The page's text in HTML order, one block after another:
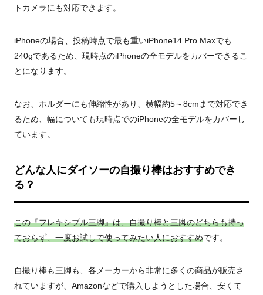
トカメラにも対応できます。
iPhoneの場合、投稿時点で最も重いiPhone14 Pro Maxでも
240gであるため、現時点のiPhoneの全モデルをカバーできるこ
とになります。
なお、ホルダーにも伸縮性があり、横幅約5～8cmまで対応でき
るため、幅についても現時点でのiPhoneの全モデルをカバーし
ています。
どんな人にダイソーの自撮り棒はおすすめでき
る？
この『フレキシブル三脚』は、自撮り棒と三脚のどちらも持っ
ておらず、一度お試しで使ってみたい人におすすめです。
自撮り棒も三脚も、各メーカーから非常に多くの商品が販売さ
れていますが、Amazonなどで購入しようとした場合、安くて